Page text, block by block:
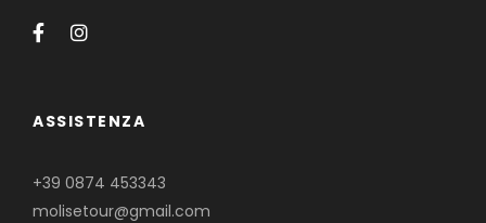
ASSISTENZA
+39 0874 453343
molisetour@gmail.com